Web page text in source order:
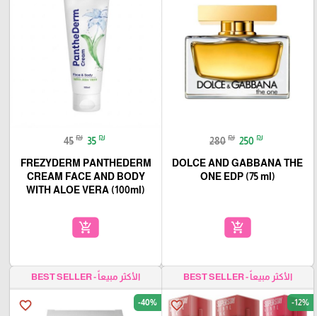
280 ₪ 250 ₪
DOLCE AND GABBANA THE
ONE EDP (75 ml)
add_shopping_cart
45 ₪ 35 ₪
FREZYDERM PANTHEDERM
CREAM FACE AND BODY
WITH ALOE VERA (100ml)
add_shopping_cart
الأكثر مبيعاً - BEST SELLER
favorite_border -12%
الأكثر مبيعاً - BEST SELLER
favorite_border -40%